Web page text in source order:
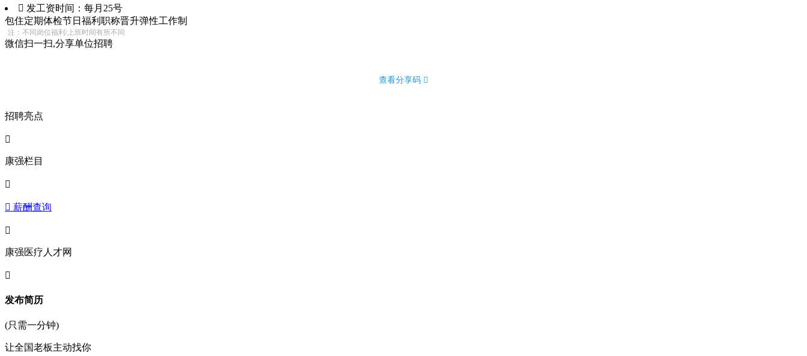
 发工资时间：每月25号
包住定期体检节日福利 职称晋升弹性工作制
注：不同岗位福利/上班时间有所不同
微信扫一扫,分享单位招聘
查看分享码 
招聘亮点

康强栏目

 薪酬查询

康强医疗人才网

发布简历
(只需一分钟)
让全国老板主动找你